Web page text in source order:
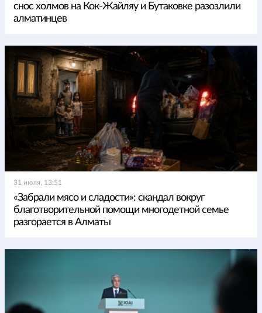
снос холмов на Кок-Жайляу и Бутаковке разозлили
алматинцев
31 июля, 13:51
«Забрали мясо и сладости»: скандал вокруг
благотворительной помощи многодетной семье
разгорается в Алматы